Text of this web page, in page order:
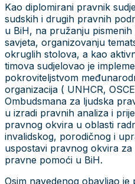
Kao diplomirani pravnik
sudskih i drugih pravnih
u BiH, na pružanju
savjeta, organizovanju
okruglih stolova, a kao
timova sudjelovao je
pokroviteljstvom
organizacija ( UNHCR,
Ombudsmana za ljudska
u izradi pravnih analiza i
pravnog okvira u oblasti
invalidskog, porodičnog i
uspostavi pravnog okvira za
pravne pomoći u BiH.
Osim navedenog obavljao